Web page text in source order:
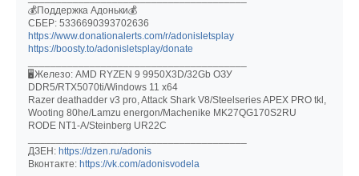
💰️Поддержка Адоньки💰️
СБЕР: 5336690393702636
https://www.donationalerts.com/r/adonisletsplay
https://boosty.to/adonisletsplay/donate
🖥️Железо: AMD RYZEN 9 9950X3D/32Gb ОЗУ
DDR5/RTX5070ti/Windows 11 x64
Razer deathadder v3 pro, Attack Shark V8/Steelseries APEX PRO tkl,
Wooting 80he/Lamzu energon/Machenike MK27QG170S2RU
RODE NT1-A/Steinberg UR22C
ДЗЕН: https://dzen.ru/adonis
Вконтакте: https://vk.com/adonisvodela